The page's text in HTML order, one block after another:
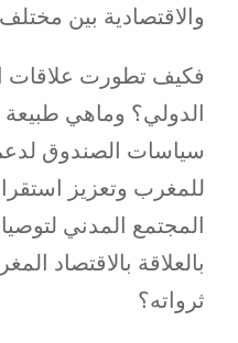
والاقتصادية بين
فكيف تطورت علاقات
الدولي؟ وماهي طبيعة
سياسات الصندوق
للمغرب وتعزيز
المجتمع المدني
بالعلاقة بالاقتصاد
ثرواته؟